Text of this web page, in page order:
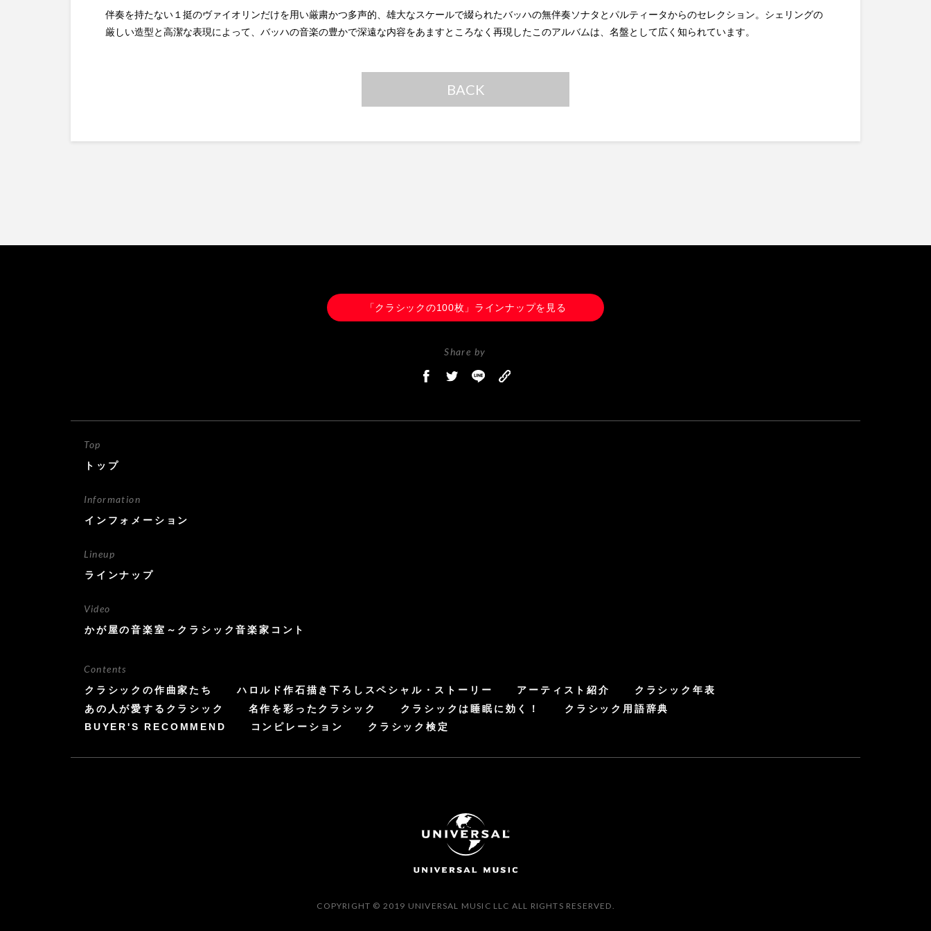
伴奏を持たない１挺のヴァイオリンだけを用い厳粛かつ多声的、雄大なスケールで綴られたバッハの無伴奏ソナタとパルティータからのセレクション。シェリングの
厳しい造型と高潔な表現によって、バッハの音楽の豊かで深遠な内容をあますところなく再現したこのアルバムは、名盤として広く知られています。
BACK
「クラシックの100枚」ラインナップを見る
Share by
Top
トップ
Information
インフォメーション
Lineup
ラインナップ
Video
かが屋の音楽室～クラシック音楽家コント
Contents
クラシックの作曲家たち ハロルド作石描き下ろしスペシャル・ストーリー アーティスト紹介
クラシック年表
あの人が愛するクラシック
名作を彩ったクラシック クラシックは睡眠に効く！
クラシック用語辞典
BUYER'S RECOMMEND
コンピレーション クラシック検定
COPYRIGHT © 2019 UNIVERSAL MUSIC LLC ALL RIGHTS RESERVED.